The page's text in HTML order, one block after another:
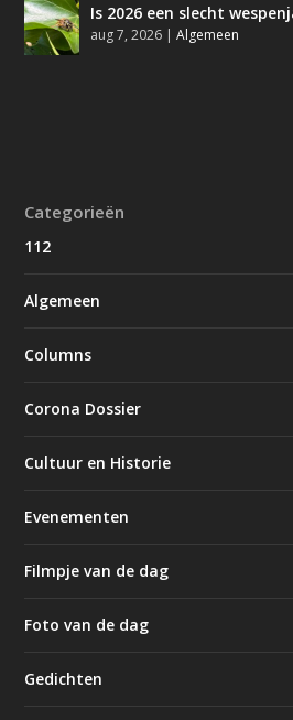
Is 2026 een slecht
aug 7, 2026 |Algemeen
Categorieën
112
Algemeen
Columns
Corona Dossier
Cultuur en Historie
Evenementen
Filmpje van de dag
Foto van de dag
Gedichten